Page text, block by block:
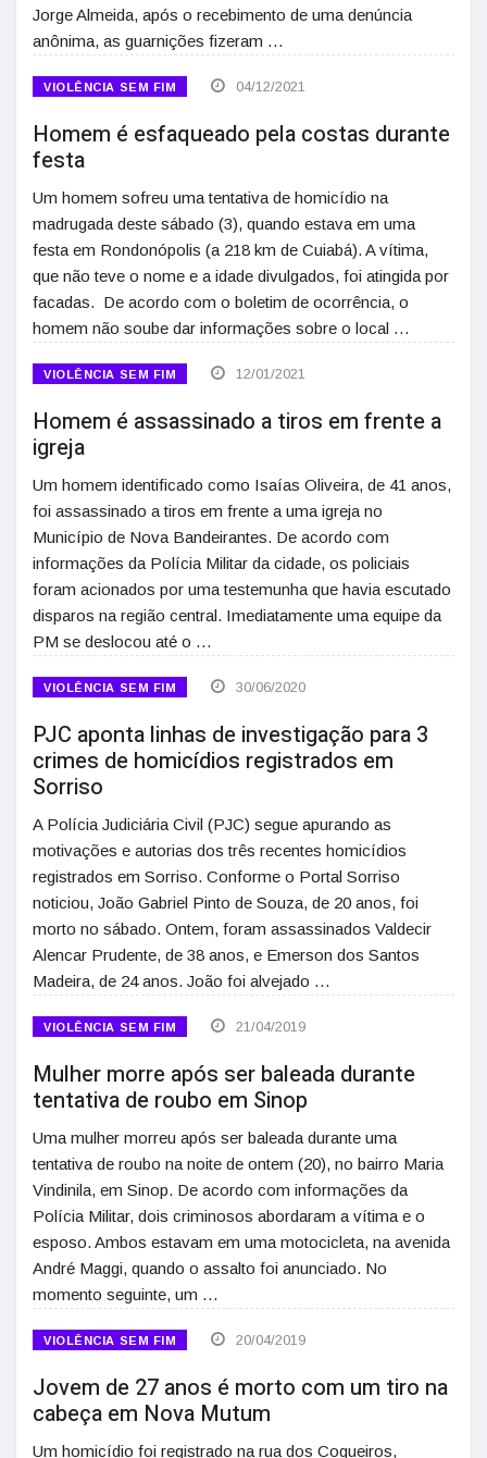
Jorge Almeida, após o recebimento de uma denúncia
anônima, as guarnições fizeram …
VIOLÊNCIA SEM FIM 04/12/2021
Homem é esfaqueado pela costas durante
festa
Um homem sofreu uma tentativa de homicídio na
madrugada deste sábado (3), quando estava em uma
festa em Rondonópolis (a 218 km de Cuiabá). A vítima,
que não teve o nome e a idade divulgados, foi atingida por
facadas. De acordo com o boletim de ocorrência, o
homem não soube dar informações sobre o local …
VIOLÊNCIA SEM FIM 12/01/2021
Homem é assassinado a tiros em frente a
igreja
Um homem identificado como Isaías Oliveira, de 41 anos,
foi assassinado a tiros em frente a uma igreja no
Município de Nova Bandeirantes. De acordo com
informações da Polícia Militar da cidade, os policiais
foram acionados por uma testemunha que havia escutado
disparos na região central. Imediatamente uma equipe da
PM se deslocou até o …
VIOLÊNCIA SEM FIM 30/06/2020
PJC aponta linhas de investigação para 3
crimes de homicídios registrados em
Sorriso
A Polícia Judiciária Civil (PJC) segue apurando as
motivações e autorias dos três recentes homicídios
registrados em Sorriso. Conforme o Portal Sorriso
noticiou, João Gabriel Pinto de Souza, de 20 anos, foi
morto no sábado. Ontem, foram assassinados Valdecir
Alencar Prudente, de 38 anos, e Emerson dos Santos
Madeira, de 24 anos. João foi alvejado …
VIOLÊNCIA SEM FIM 21/04/2019
Mulher morre após ser baleada durante
tentativa de roubo em Sinop
Uma mulher morreu após ser baleada durante uma
tentativa de roubo na noite de ontem (20), no bairro Maria
Vindinila, em Sinop. De acordo com informações da
Polícia Militar, dois criminosos abordaram a vítima e o
esposo. Ambos estavam em uma motocicleta, na avenida
André Maggi, quando o assalto foi anunciado. No
momento seguinte, um …
VIOLÊNCIA SEM FIM 20/04/2019
Jovem de 27 anos é morto com um tiro na
cabeça em Nova Mutum
Um homicídio foi registrado na rua dos Coqueiros,